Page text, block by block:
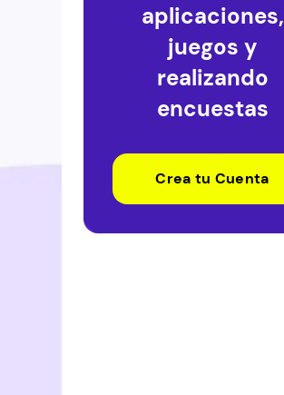
aplicaciones,
juegos y
realizando
encuestas
Crea tu Cuenta